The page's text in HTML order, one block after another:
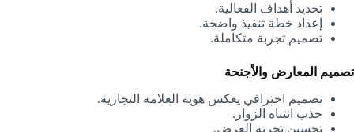
تحديد أهداف الفعالية.
إعداد خطة تنفيذ واضحة.
تصميم تجربة متكاملة.
تصميم المعارض والأجنحة
تصميم احترافي يعكس هوية العلامة التجارية.
جذب انتباه الزوار.
تحسين تجربة العرض.